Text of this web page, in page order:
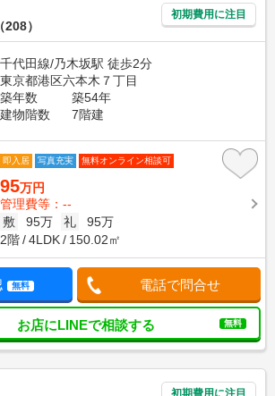
）
初期費用に注目
千代田線/乃木坂駅 徒歩2分
東京都港区六本木７丁目
築年数
築54年
建物階数
7階建
即入居 写真充実 無料オンライン相談可
95万円
管理費等：--
敷
95万 礼
95万
2階
4LDK 150.02㎡
無料 電話で問合せ
お店にLINEで相談する 無料
初期費用に注目